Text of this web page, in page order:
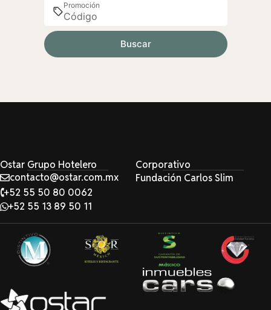
Promoción
Buscar
Ostar Grupo Hotelero
contacto@ostar.com.mx
+52 55 50 80 0062
+52 55 13 89 50 11
Corporativo
Fundación Carlos Slim